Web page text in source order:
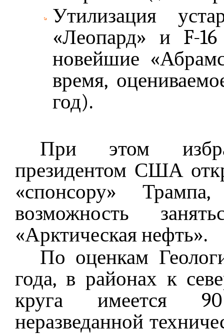
Утилизация
«Леопард» и F-
новейшие
время,
год).
При этом
президентом США
«спонсору»
возможность
«Арктическая нефть».
По оценкам
года, в районах к
круга имеется
неразведанной